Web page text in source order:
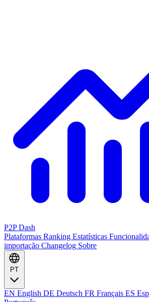
P2P Dash
Plataformas Ranking Estatísticas
importação Changelog Sobre
PT
EN English DE Deutsch FR Français ES